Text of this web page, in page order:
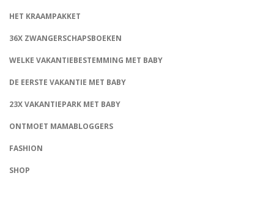
HET KRAAMPAKKET
36X ZWANGERSCHAPSBOEKEN
WELKE VAKANTIEBESTEMMING MET BABY
DE EERSTE VAKANTIE MET BABY
23X VAKANTIEPARK MET BABY
ONTMOET MAMABLOGGERS
FASHION
SHOP